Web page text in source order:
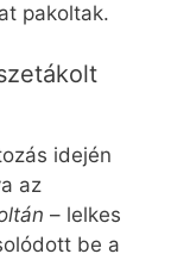
pakoltak.
idején
az
– lelkes
be a